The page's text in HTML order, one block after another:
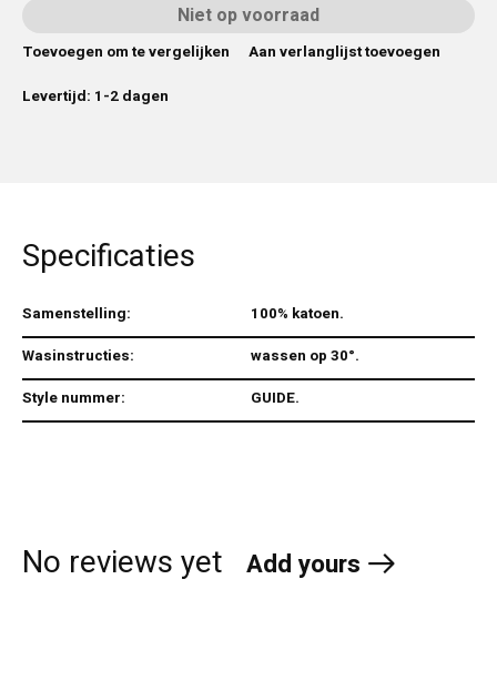
Niet op voorraad
Toevoegen om te vergelijken
Aan verlanglijst toevoegen
Levertijd: 1-2 dagen
Specificaties
Samenstelling:
100% katoen.
Wasinstructies:
wassen op 30°.
Style nummer:
GUIDE.
No reviews yet Add yours